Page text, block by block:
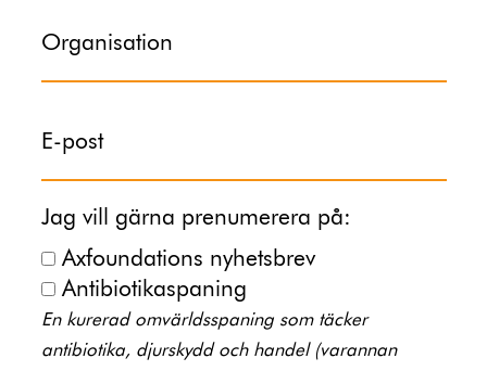
Organisation
E-post
Jag vill gärna prenumerera på:
Axfoundations nyhetsbrev
Antibiotikaspaning
En kurerad omvärldsspaning som täcker
antibiotika, djurskydd och handel (varannan